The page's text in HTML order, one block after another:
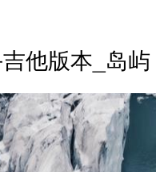
他版本_岛屿